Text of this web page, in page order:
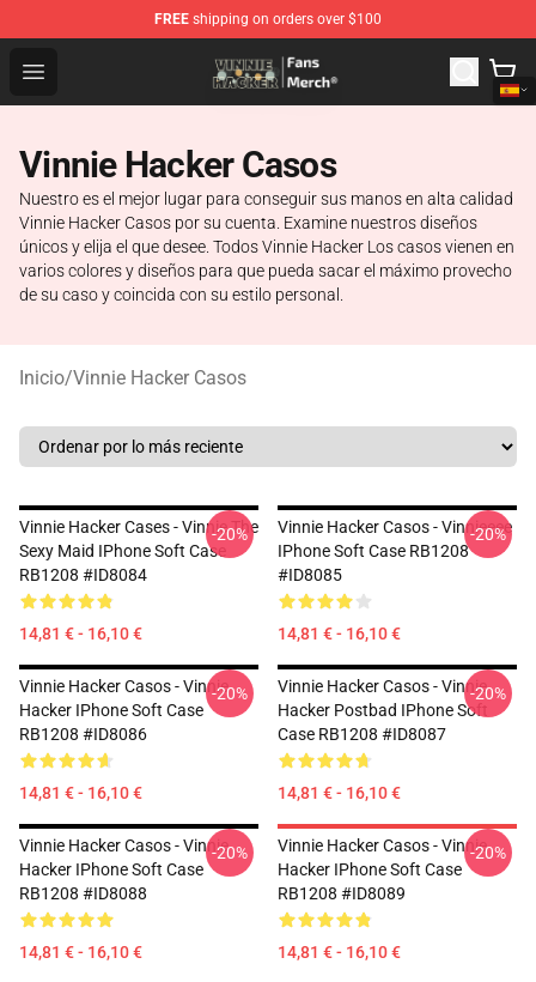
FREE shipping on orders over $100
Open menu
Vinnie Hacker Store - Official Vinnie Hacker Merchandise
Vinnie Hacker Casos
Nuestro es el mejor lugar para conseguir sus manos en alta calidad
Vinnie Hacker Casos por su cuenta. Examine nuestros diseños
únicos y elija el que desee. Todos Vinnie Hacker Los casos vienen en
varios colores y diseños para que pueda sacar el máximo provecho
de su caso y coincida con su estilo personal.
Inicio/Vinnie Hacker Casos
Vinnie Hacker Cases - Vinnie The
Sexy Maid IPhone Soft Case
RB1208 #ID8084
14,81 € - 16,10 €
-20%
Vinnie Hacker Casos - Vinnieeee
IPhone Soft Case RB1208
#ID8085
14,81 € - 16,10 €
-20%
Vinnie Hacker Casos - Vinnie
Hacker IPhone Soft Case
RB1208 #ID8086
14,81 € - 16,10 €
-20%
Vinnie Hacker Casos - Vinnie
Hacker Postbad IPhone Soft
Case RB1208 #ID8087
14,81 € - 16,10 €
-20%
Vinnie Hacker Casos - Vinnie
Hacker IPhone Soft Case
RB1208 #ID8088
14,81 € - 16,10 €
-20%
Vinnie Hacker Casos - Vinnie
Hacker IPhone Soft Case
RB1208 #ID8089
14,81 € - 16,10 €
-20%